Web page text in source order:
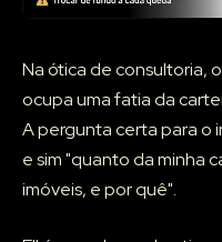
Na ótica de consultoria,
ocupa uma fatia da
A pergunta certa para o
e sim "quanto da minha
imóveis, e por quê".